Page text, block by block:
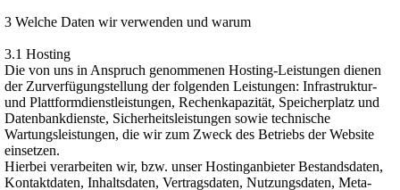
3 Welche Daten wir verwenden und warum
3.1 Hosting
Die von uns in Anspruch genommenen Hosting-Leistungen dienen
der Zurverfügungstellung der folgenden Leistungen: Infrastruktur-
und Plattformdienstleistungen, Rechenkapazität, Speicherplatz und
Datenbankdienste, Sicherheitsleistungen sowie technische
Wartungsleistungen, die wir zum Zweck des Betriebs der Website
einsetzen.
Hierbei verarbeiten wir, bzw. unser Hostinganbieter Bestandsdaten,
Kontaktdaten, Inhaltsdaten, Vertragsdaten, Nutzungsdaten, Meta-